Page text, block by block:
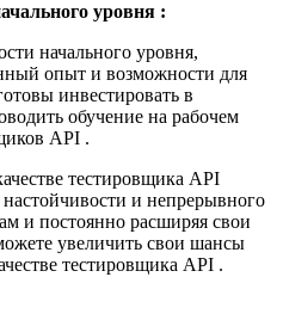
уровня :
начального уровня,
опыт и возможности для
инвестировать в
обучение на рабочем
API .
тестировщика API
и непрерывного
и постоянно расширяя свои
увеличить свои шансы
тестировщика API .